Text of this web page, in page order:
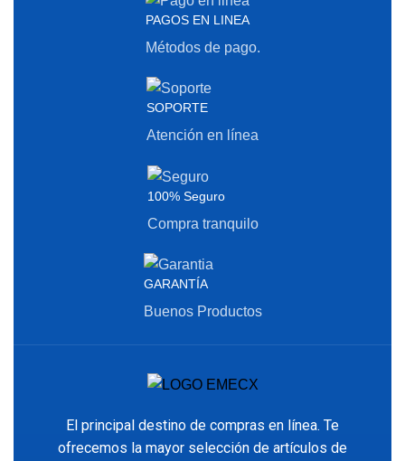
PAGOS EN LINEA
Métodos de pago.
SOPORTE
Atención en línea
100% Seguro
Compra tranquilo
GARANTÍA
Buenos Productos
El principal destino de compras en línea. Te
ofrecemos la mayor selección de artículos de